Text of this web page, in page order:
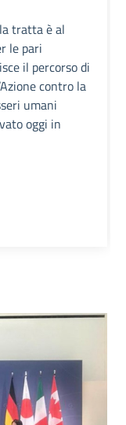
tratta è al
le pari
il percorso di
contro la
umani
oggi in